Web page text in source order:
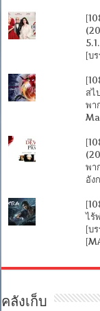
[บ
สไ
พา
พา
อัง
ไร้
[บ
คลังเก็บ